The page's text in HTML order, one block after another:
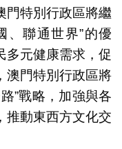
門特別行政區將繼
、聯通世界”的優
多元健康需求，促
澳門特別行政區將
”戰略，加強與各
推動東西方文化交